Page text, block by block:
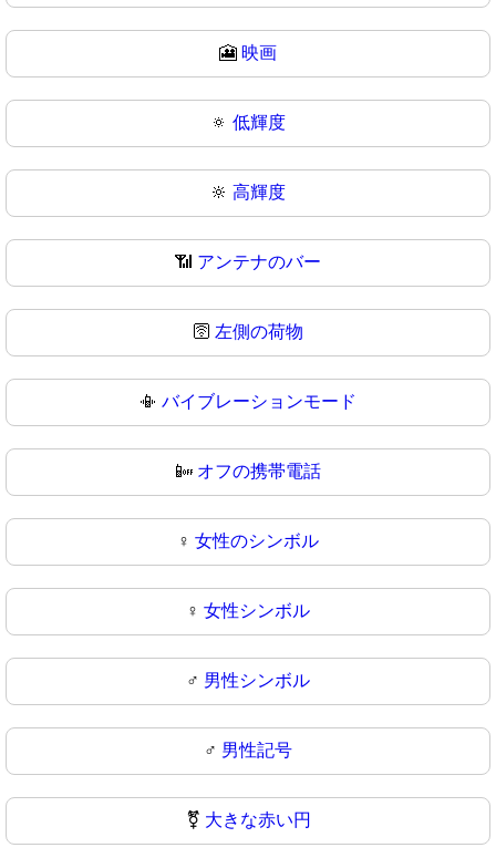
🎦 映画
🔅 低輝度
🔆 高輝度
📶 アンテナのバー
🛜 左側の荷物
📳 バイブレーションモード
📴 オフの携帯電話
♀️ 女性のシンボル
♀ 女性シンボル
♂️ 男性シンボル
♂ 男性記号
⚧️ 大きな赤い円